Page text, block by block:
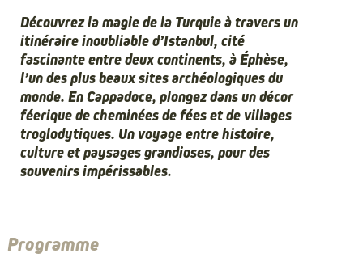
Découvrez la magie de la Turquie à travers un
itinéraire inoubliable d’Istanbul, cité
fascinante entre deux continents, à Éphèse,
l’un des plus beaux sites archéologiques du
monde. En Cappadoce, plongez dans un décor
féerique de cheminées de fées et de villages
troglodytiques. Un voyage entre histoire,
culture et paysages grandioses, pour des
souvenirs impérissables.
Programme